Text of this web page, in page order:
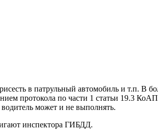
в патрульный автомобиль и т.п. В
протокола по части 1 статьи 19.3
может и не выполнять.
инспектора ГИБДД.